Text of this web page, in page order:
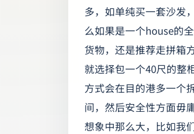
多，如单纯买一套沙发
么如果是一个house的
货物，还是推荐走拼箱
就选择包一个40尺的整
方式会在目的港多一个
间，然后安全性方面毋
想象中那么大，比如我